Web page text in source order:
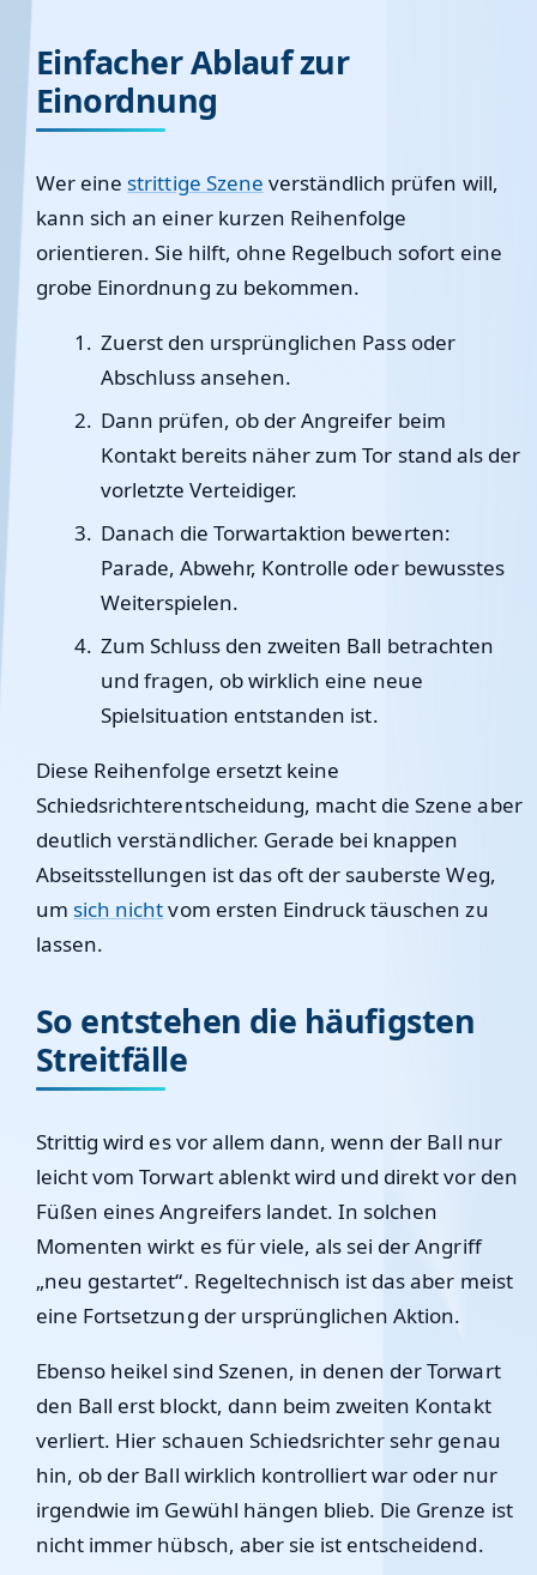
Einfacher Ablauf zur
Einordnung
Wer eine strittige Szene verständlich prüfen will,
kann sich an einer kurzen Reihenfolge
orientieren. Sie hilft, ohne Regelbuch sofort eine
grobe Einordnung zu bekommen.
Zuerst den ursprünglichen Pass oder
Abschluss ansehen.
Dann prüfen, ob der Angreifer beim
Kontakt bereits näher zum Tor stand als der
vorletzte Verteidiger.
Danach die Torwartaktion bewerten:
Parade, Abwehr, Kontrolle oder bewusstes
Weiterspielen.
Zum Schluss den zweiten Ball betrachten
und fragen, ob wirklich eine neue
Spielsituation entstanden ist.
Diese Reihenfolge ersetzt keine
Schiedsrichterentscheidung, macht die Szene aber
deutlich verständlicher. Gerade bei knappen
Abseitsstellungen ist das oft der sauberste Weg,
um sich nichtvom ersten Eindruck täuschen zu
lassen.
So entstehen die häufigsten
Streitfälle
Strittig wird es vor allem dann, wenn der Ball nur
leicht vom Torwart ablenkt wird und direkt vor den
Füßen eines Angreifers landet. In solchen
Momenten wirkt es für viele, als sei der Angriff
„neu gestartet“. Regeltechnisch ist das aber meist
eine Fortsetzung der ursprünglichen Aktion.
Ebenso heikel sind Szenen, in denen der Torwart
den Ball erst blockt, dann beim zweiten Kontakt
verliert. Hier schauen Schiedsrichter sehr genau
hin, ob der Ball wirklich kontrolliert war oder nur
irgendwie im Gewühl hängen blieb. Die Grenze ist
nicht immer hübsch, aber sie ist entscheidend.